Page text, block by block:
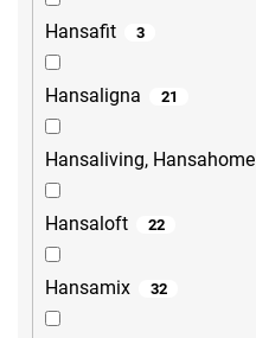
Hansafit 3
Hansaligna 21
Hansaliving, Hansahome
Hansaloft 22
Hansamix 32